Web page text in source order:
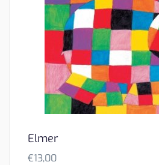
Elmer
€13,00